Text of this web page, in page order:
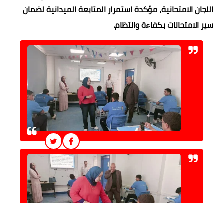
اللجان الامتحانية، مؤكدة استمرار المتابعة الميدانية لضمان
سير الامتحانات بكفاءة وانتظام.